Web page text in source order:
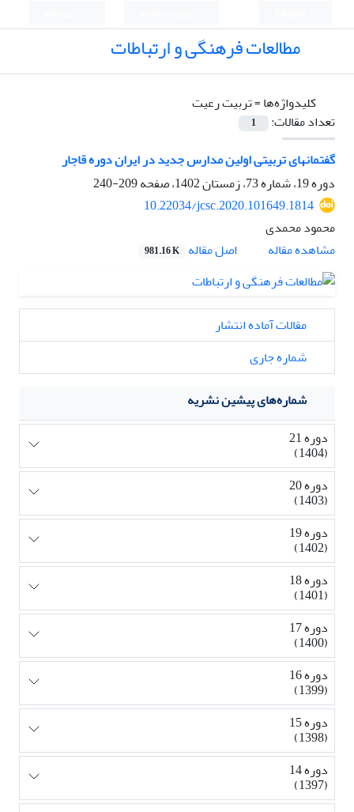
مطالعات فرهنگی و ارتباطات
کلیدواژه‌ها =تربیت رعیت
تعداد مقالات:
1
گفتمانهای تربیتی اولین مدارس جدید در ایران دوره قاجار
دوره 19، شماره 73، زمستان 1402، صفحه
209-240
10.22034/jcsc.2020.101649.1814
محمود محمدی
مشاهده مقاله
اصل مقاله 981.16 K
مقالات آماده انتشار
شماره جاری
شماره‌های پیشین نشریه
دوره 21
(1404)
دوره 20
(1403)
دوره 19
(1402)
دوره 18
(1401)
دوره 17
(1400)
دوره 16
(1399)
دوره 15
(1398)
دوره 14
(1397)